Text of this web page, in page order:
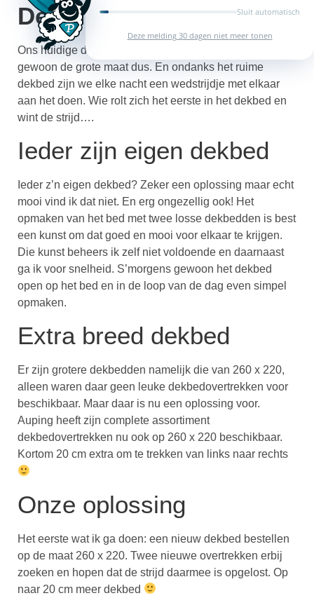
Sluit automatisch
Deze melding 30 dagen niet meer tonen
De huidige situatie
Ons huidige dekbed is 240 breed en 220 lang. Kortom
gewoon de grote maat dus. En ondanks het ruime
dekbed zijn we elke nacht een wedstrijdje met elkaar
aan het doen. Wie rolt zich het eerste in het dekbed en
wint de strijd….
Ieder zijn eigen dekbed
Ieder z’n eigen dekbed? Zeker een oplossing maar echt
mooi vind ik dat niet. En erg ongezellig ook! Het
opmaken van het bed met twee losse dekbedden is best
een kunst om dat goed en mooi voor elkaar te krijgen.
Die kunst beheers ik zelf niet voldoende en daarnaast
ga ik voor snelheid. S’morgens gewoon het dekbed
open op het bed en in de loop van de dag even simpel
opmaken.
Extra breed dekbed
Er zijn grotere dekbedden namelijk die van 260 x 220,
alleen waren daar geen leuke dekbedovertrekken voor
beschikbaar. Maar daar is nu een oplossing voor.
Auping heeft zijn complete assortiment
dekbedovertrekken nu ook op 260 x 220 beschikbaar.
Kortom 20 cm extra om te trekken van links naar rechts
Onze oplossing
Het eerste wat ik ga doen: een nieuw dekbed bestellen
op de maat 260 x 220. Twee nieuwe overtrekken erbij
zoeken en hopen dat de strijd daarmee is opgelost. Op
naar 20 cm meer dekbed